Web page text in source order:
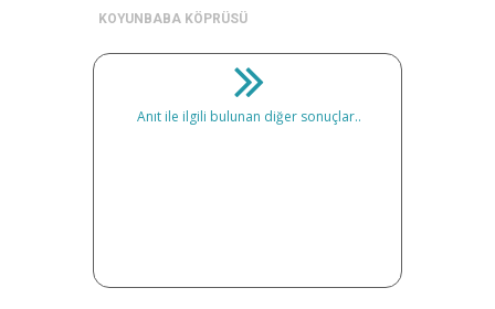
KOYUNBABA KÖPRÜSÜ
Anıt ile ilgili bulunan diğer sonuçlar..